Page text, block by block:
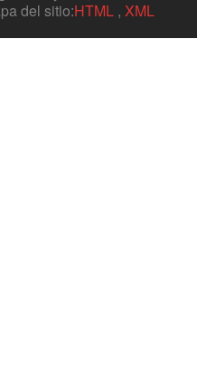
del sitio:HTML , XML